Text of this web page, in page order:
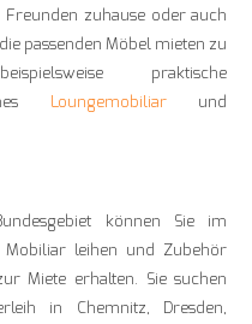
zuhause oder auch
passenden Möbel mieten zu
praktische
Loungemobiliarund
können Sie im
Mobiliar leihen und Zubehör
Miete erhalten. Sie suchen
in Chemnitz, Dresden,